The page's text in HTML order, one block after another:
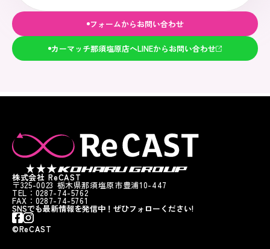
フォームからお問い合わせ
カーマッチ那須塩原店へLINEからお問い合わせ
株式会社 ReCAST
〒325-0023 栃木県那須塩原市豊浦10-447
TEL：0287-74-5762
FAX：0287-74-5761
SNSでも最新情報を発信中！ぜひフォローください!
©︎ReCAST